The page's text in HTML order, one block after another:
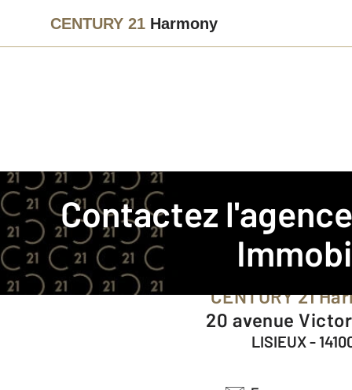
CENTURY 21 Harmony
Contactez l'agence
Agence immobilière
Notre agence à LISIEUX
CENTURY 21
20 avenue
LISIEUX -